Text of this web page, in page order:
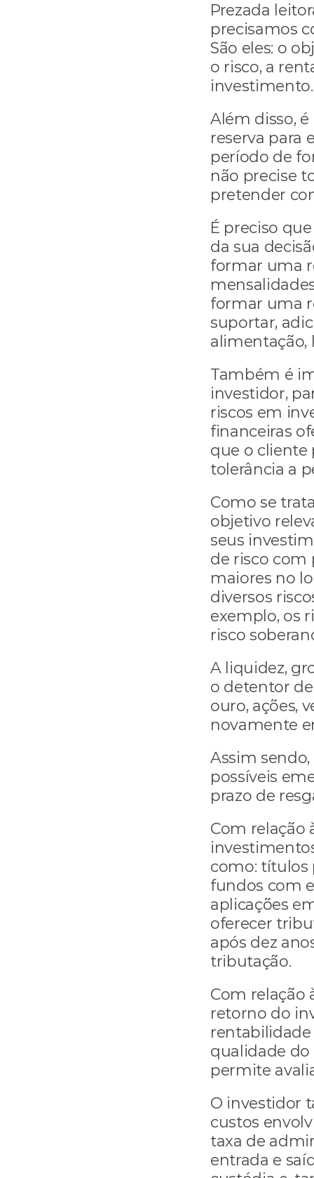
Prezada
precisamos
São eles: o
o risco, a
investimento.
Além disso,
reserva para
período de
não precise
pretender
É preciso
da sua
formar uma
formar uma
suportar,
alimentação,
Também é
investidor,
riscos em
financeiras
que o cliente
tolerância a
Como se
objetivo
seus
de risco com
maiores no
diversos
exemplo, os
risco
A liquidez,
o detentor
ouro, ações,
novamente
Assim
possíveis
prazo de
Com relação
como: títulos
fundos com
aplicações
oferecer
após dez
tributação.
Com relação
retorno do
qualidade
permite
O investidor
custos
taxa de
entrada e